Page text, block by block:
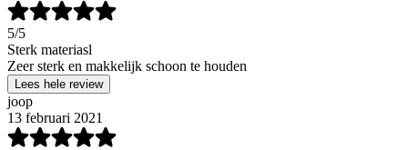
5/5
Sterk materiasl
Zeer sterk en makkelijk schoon te houden
Lees hele review
joop
13 februari 2021